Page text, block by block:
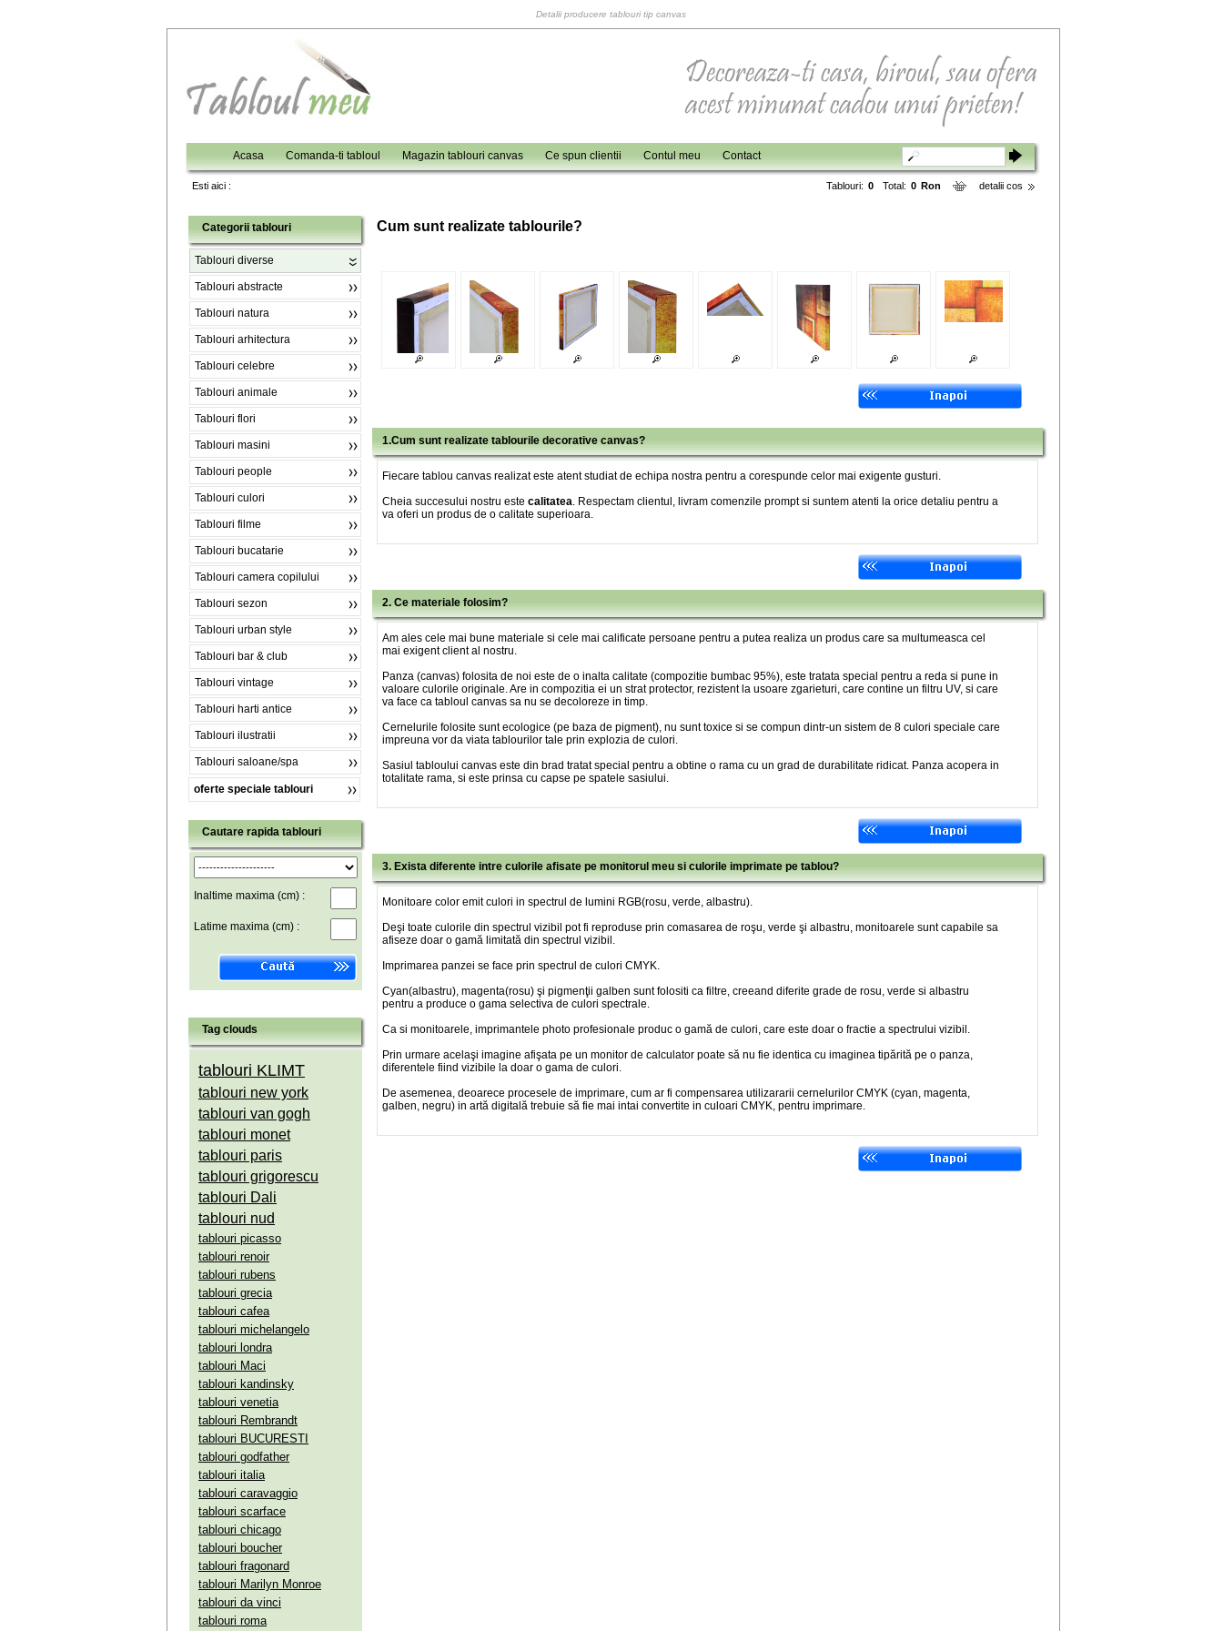
Detalii producere tablouri tip canvas
Acasa Comanda-ti tabloul Magazin tablouri canvas Ce spun clientii Contul meu Contact
Esti aici : detalii cos
Tablouri: 0 Total: 0 Ron
Categorii tablouri
Tablouri diverse
Tablouri abstracte
Tablouri natura
Tablouri arhitectura
Tablouri celebre
Tablouri animale
Tablouri flori
Tablouri masini
Tablouri people
Tablouri culori
Tablouri filme
Tablouri bucatarie
Tablouri camera copilului
Tablouri sezon
Tablouri urban style
Tablouri bar & club
Tablouri vintage
Tablouri harti antice
Tablouri ilustratii
Tablouri saloane/spa
oferte speciale tablouri
Cautare rapida tablouri
Inaltime maxima (cm) :
Latime maxima (cm) :
Tag clouds
tablouri KLIMT
tablouri new york
tablouri van gogh
tablouri monet
tablouri paris
tablouri grigorescu
tablouri Dali
tablouri nud
tablouri picasso
tablouri renoir
tablouri rubens
tablouri grecia
tablouri cafea
tablouri michelangelo
tablouri londra
tablouri Maci
tablouri kandinsky
tablouri venetia
tablouri Rembrandt
tablouri BUCURESTI
tablouri godfather
tablouri italia
tablouri caravaggio
tablouri scarface
tablouri chicago
tablouri boucher
tablouri fragonard
tablouri Marilyn Monroe
tablouri da vinci
tablouri roma
Cum sunt realizate tablourile?
1.Cum sunt realizate tablourile decorative canvas?
Fiecare tablou canvas realizat este atent studiat de echipa nostra pentru a corespunde celor mai exigente gusturi.
Cheia succesului nostru este calitatea. Respectam clientul, livram comenzile prompt si suntem atenti la orice detaliu pentru a
va oferi un produs de o calitate superioara.
2. Ce materiale folosim?
Am ales cele mai bune materiale si cele mai calificate persoane pentru a putea realiza un produs care sa multumeasca cel
mai exigent client al nostru.
Panza (canvas) folosita de noi este de o inalta calitate (compozitie bumbac 95%), este tratata special pentru a reda si pune in
valoare culorile originale. Are in compozitia ei un strat protector, rezistent la usoare zgarieturi, care contine un filtru UV, si care
va face ca tabloul canvas sa nu se decoloreze in timp.
Cernelurile folosite sunt ecologice (pe baza de pigment), nu sunt toxice si se compun dintr-un sistem de 8 culori speciale care
impreuna vor da viata tablourilor tale prin explozia de culori.
Sasiul tabloului canvas este din brad tratat special pentru a obtine o rama cu un grad de durabilitate ridicat. Panza acopera in
totalitate rama, si este prinsa cu capse pe spatele sasiului.
3. Exista diferente intre culorile afisate pe monitorul meu si culorile imprimate pe tablou?
Monitoare color emit culori in spectrul de lumini RGB(rosu, verde, albastru).
Deşi toate culorile din spectrul vizibil pot fi reproduse prin comasarea de roşu, verde şi albastru, monitoarele sunt capabile sa
afiseze doar o gamă limitată din spectrul vizibil.
Imprimarea panzei se face prin spectrul de culori CMYK.
Cyan(albastru), magenta(rosu) şi pigmenţii galben sunt folositi ca filtre, creeand diferite grade de rosu, verde si albastru
pentru a produce o gama selectiva de culori spectrale.
Ca si monitoarele, imprimantele photo profesionale produc o gamă de culori, care este doar o fractie a spectrului vizibil.
Prin urmare acelaşi imagine afişata pe un monitor de calculator poate să nu fie identica cu imaginea tipărită pe o panza,
diferentele fiind vizibile la doar o gama de culori.
De asemenea, deoarece procesele de imprimare, cum ar fi compensarea utilizararii cernelurilor CMYK (cyan, magenta,
galben, negru) in artă digitală trebuie să fie mai intai convertite in culoari CMYK, pentru imprimare.